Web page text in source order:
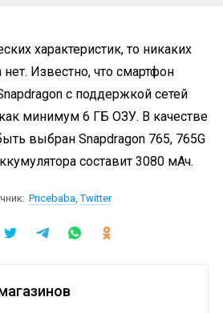
характеристик, то никаких
Известно, что смартфон
с поддержкой сетей
минимум 6 ГБ ОЗУ. В качестве
выбран Snapdragon 765, 765G
составит 3080 мАч.
Pricebaba,Twitter